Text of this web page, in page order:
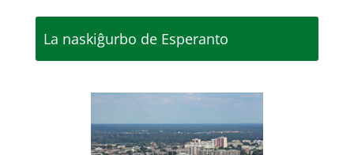
La naskiĝurbo de Esperanto